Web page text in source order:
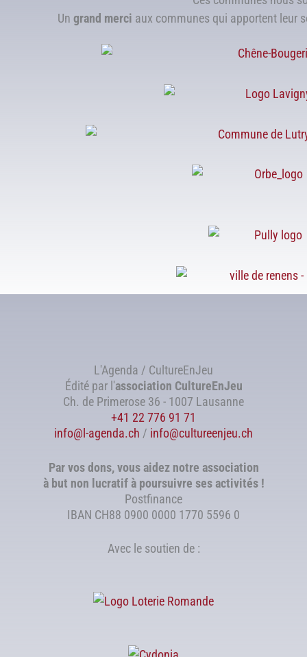
Un grand merci aux communes qui apportent leur
L'Agenda / CultureEnJeu
Édité par l'association CultureEnJeu
Ch. de Primerose 36 - 1007 Lausanne
+41 22 776 91 71
info@l-agenda.ch / info@cultureenjeu.ch
Par vos dons, vous aidez notre association
à but non lucratif à poursuivre ses activités !
Postfinance
IBAN CH88 0900 0000 1770 5596 0
Avec le soutien de :